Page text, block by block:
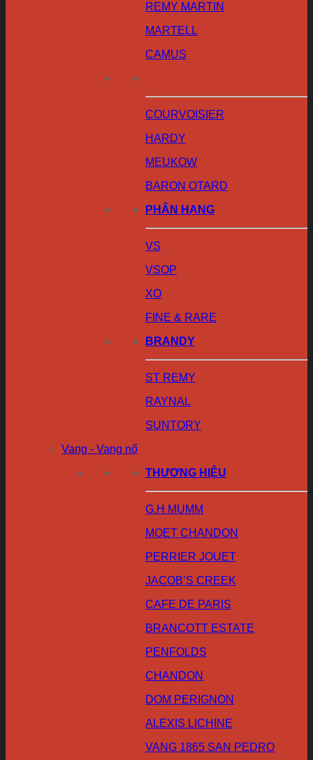
REMY MARTIN
MARTELL
CAMUS
COURVOISIER
HARDY
MEUKOW
BARON OTARD
PHÂN HẠNG
VS
VSOP
XO
FINE & RARE
BRANDY
ST REMY
RAYNAL
SUNTORY
Vang - Vang nổ
THƯƠNG HIỆU
G.H MUMM
MOET CHANDON
PERRIER JOUET
JACOB’S CREEK
CAFE DE PARIS
BRANCOTT ESTATE
PENFOLDS
CHANDON
DOM PERIGNON
ALEXIS LICHINE
VANG 1865 SAN PEDRO